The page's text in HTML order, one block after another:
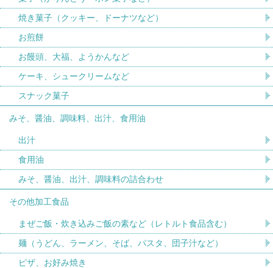
焼き菓子（クッキー、ドーナツなど）
お煎餅
お饅頭、大福、ようかんなど
ケーキ、シュークリームなど
スナック菓子
みそ、醤油、調味料、出汁、食用油
出汁
食用油
みそ、醤油、出汁、調味料の詰合わせ
その他加工食品
まぜご飯・炊き込みご飯の素など（レトルト食品含む）
麺（うどん、ラーメン、そば、パスタ、団子汁など）
ピザ、お好み焼き